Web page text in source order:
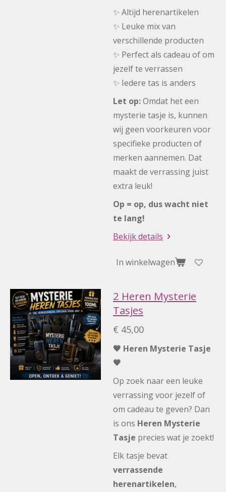
✨ Altijd herenartikelen
✨ Leuke mix van
verschillende producten
✨ Perfect als cadeau of om
jezelf te verrassen
✨ Iedere tas is anders
Let op:Omdat het een
mysterie tasje is, kunnen
wij geen voorkeuren voor
specifieke producten of
merken aannemen. Dat
maakt de verrassing juist
extra leuk!
Op = op, dus wacht niet
te lang!
Bekijk details
In winkelwagen
2 Heren Mysterie
Tasjes
€ 45,00
🖤 Heren Mysterie Tasje
🖤
Op zoek naar een leuke
verrassing voor jezelf of
om cadeau te geven? Dan
is ons Heren Mysterie
Tasje precies wat je zoekt!
Elk tasje bevat
verrassende
herenartikelen,